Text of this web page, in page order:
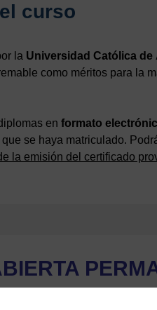
curso
la Universidad Católica de
como méritos para la
en formato
se haya matriculado.
la emisión del certificado
del curso. El tiempo